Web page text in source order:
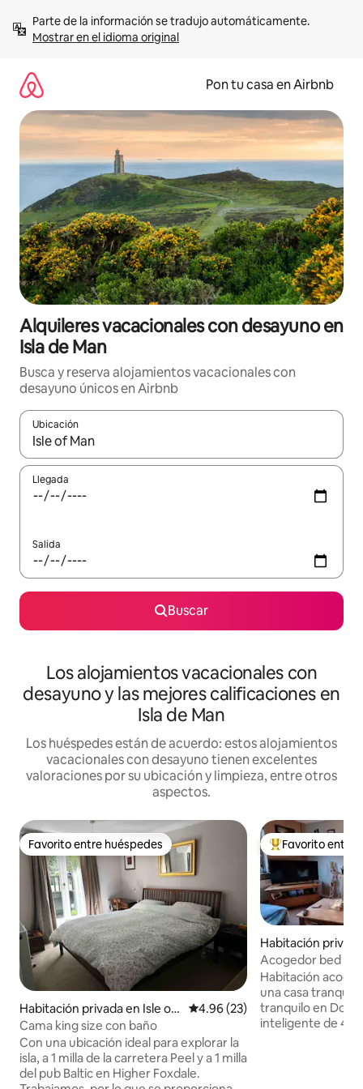
contenidoMostrar en el idioma original
Pon tu casa en Airbnb
Alquileres vacacionales con desayuno en
Isla de Man
Busca y reserva alojamientos vacacionales con
desayuno únicos en Airbnb
Ubicación
Cuando los resultados estén disponibles, navega con las
Llegada
Salida
Buscar
Los alojamientos vacacionales con
desayuno y las mejores calificaciones en
Isla de Man
Los huéspedes están de acuerdo: estos alojamientos
vacacionales con desayuno tienen excelentes
valoraciones por su ubicación y limpieza, entre otros
aspectos.
Favorito entre huéspedes
Favorito entre huéspedes
Habitación privada en Isle of
Man
Calificación promedio: 4.96 de
4.96 (23)
Cama king size con baño
Con una ubicación ideal para explorar la
isla, a 1 milla de la carretera Peel y a 1 milla
del pub Baltic en Higher Foxdale.
Favorito entre
Favorito entre
Habitación
Acogedor bed &
camas
Habitación
una casa
tranquilo en
inteligente de 43